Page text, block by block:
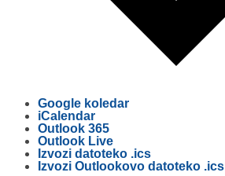
Google koledar
iCalendar
Outlook 365
Outlook Live
Izvozi datoteko .ics
Izvozi Outlookovo datoteko .ics